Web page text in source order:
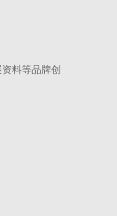
料等品牌创